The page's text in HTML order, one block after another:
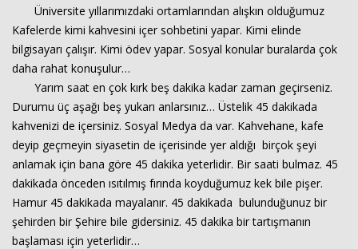
Üniversite yıllarımızdaki ortamlarından alışkın olduğumuz
Kafelerde kimi kahvesini içer sohbetini yapar. Kimi elinde
bilgisayarı çalışır. Kimi ödev yapar. Sosyal konular buralarda çok
daha rahat konuşulur…
Yarım saat en çok kırk beş dakika kadar zaman geçirseniz.
Durumu üç aşağı beş yukarı anlarsınız… Üstelik 45 dakikada
kahvenizi de içersiniz. Sosyal Medya da var. Kahvehane, kafe
deyip geçmeyin siyasetin de içerisinde yer aldığı birçok şeyi
anlamak için bana göre 45 dakika yeterlidir. Bir saati bulmaz. 45
dakikada önceden ısıtılmış fırında koyduğumuz kek bile pişer.
Hamur 45 dakikada mayalanır. 45 dakikada bulunduğunuz bir
şehirden bir Şehire bile gidersiniz. 45 dakika bir tartışmanın
başlaması için yeterlidir…